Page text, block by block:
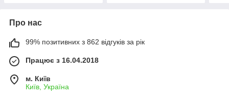
Про нас
99% позитивних з 862 відгуків за рік
Працює з 16.04.2018
м. Київ
Київ, Україна